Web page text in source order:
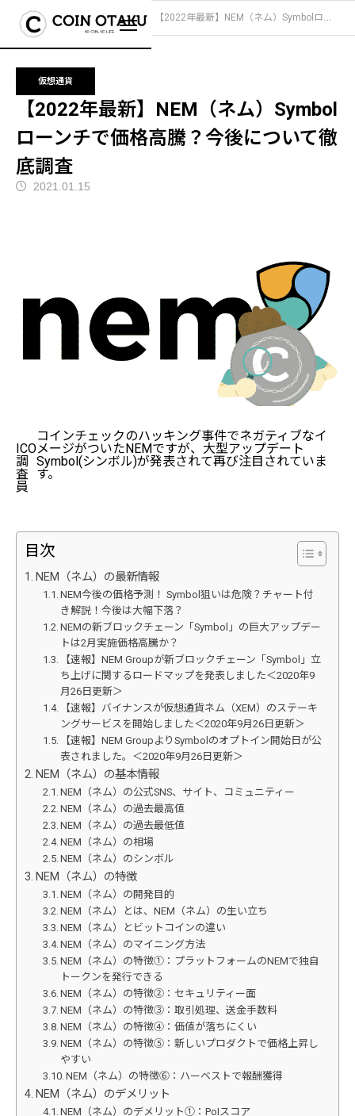
ブログ 仮想通貨 【2022年最新】NEM（ネム）Symbolローンチで価格高騰？今後について徹底調査
仮想通貨
【2022年最新】NEM（ネム）Symbol
ローンチで価格高騰？今後について徹
底調査
2021.01.15
ICO
調
査
員
コインチェックのハッキング事件でネガティブなイ
メージがついたNEMですが、大型アップデート
Symbol(シンボル)が発表されて再び注目されていま
す。
目次
NEM（ネム）の最新情報
NEM今後の価格予測！ Symbol狙いは危険？チャート付
き解説！今後は大幅下落？
NEMの新ブロックチェーン「Symbol」の巨大アップデー
トは2月実施価格高騰か？
【速報】NEM Groupが新ブロックチェーン「Symbol」立
ち上げに関するロードマップを発表しました＜2020年9
月26日更新＞
【速報】バイナンスが仮想通貨ネム（XEM）のステーキ
ングサービスを開始しました＜2020年9月26日更新＞
【速報】NEM GroupよりSymbolのオプトイン開始日が公
表されました。＜2020年9月26日更新＞
NEM（ネム）の基本情報
NEM（ネム）の公式SNS、サイト、コミュニティー
NEM（ネム）の過去最高値
NEM（ネム）の過去最低値
NEM（ネム）の相場
NEM（ネム）のシンボル
NEM（ネム）の特徴
NEM（ネム）の開発目的
NEM（ネム）とは、NEM（ネム）の生い立ち
NEM（ネム）とビットコインの違い
NEM（ネム）のマイニング方法
NEM（ネム）の特徴①：プラットフォームのNEMで独自
トークンを発行できる
NEM（ネム）の特徴②：セキュリティー面
NEM（ネム）の特徴③：取引処理、送金手数料
NEM（ネム）の特徴④：価値が落ちにくい
NEM（ネム）の特徴⑤：新しいプロダクトで価格上昇し
やすい
NEM（ネム）の特徴⑥：ハーベストで報酬獲得
NEM（ネム）のデメリット
NEM（ネム）のデメリット①：PoIスコア